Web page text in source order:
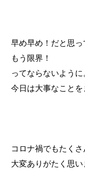
早め早め！だと思
もう限界！
ってならないように
今日は大事なことを
コロナ禍でもたくさ
大変ありがたく思い